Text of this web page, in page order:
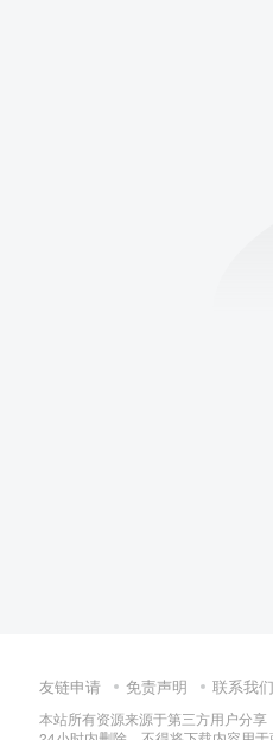
友链申请 免责声明 联系我们
本站所有资源来源于第三方用户分